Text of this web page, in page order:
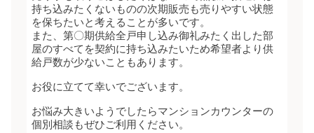
持ち込みたくないものの次期販売も売りやすい状態
を保ちたいと考えることが多いです。
また、第〇期供給全戸申し込み御礼みたく出した部
屋のすべてを契約に持ち込みたいため希望者より供
給戸数が少ないこともあります。
お役に立てて幸いでございます。
お悩み大きいようでしたらマンションカウンターの
個別相談もぜひご利用ください。